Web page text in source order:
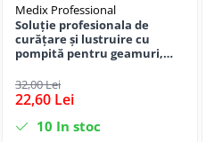
Sisteme de dozaj profesionale
Solutii curatenie super
concentrate
Solutii de curatenie profesionale
Pentru sticla si suprafete fine
Pentru toaleta si wc
Medix Professional
Soluție profesionala de
curățare și lustruire cu
pompită pentru geamuri,
ml cu miros de liliac, Medix
Profesional
32,00 Lei
22,60 Lei
10 In stoc